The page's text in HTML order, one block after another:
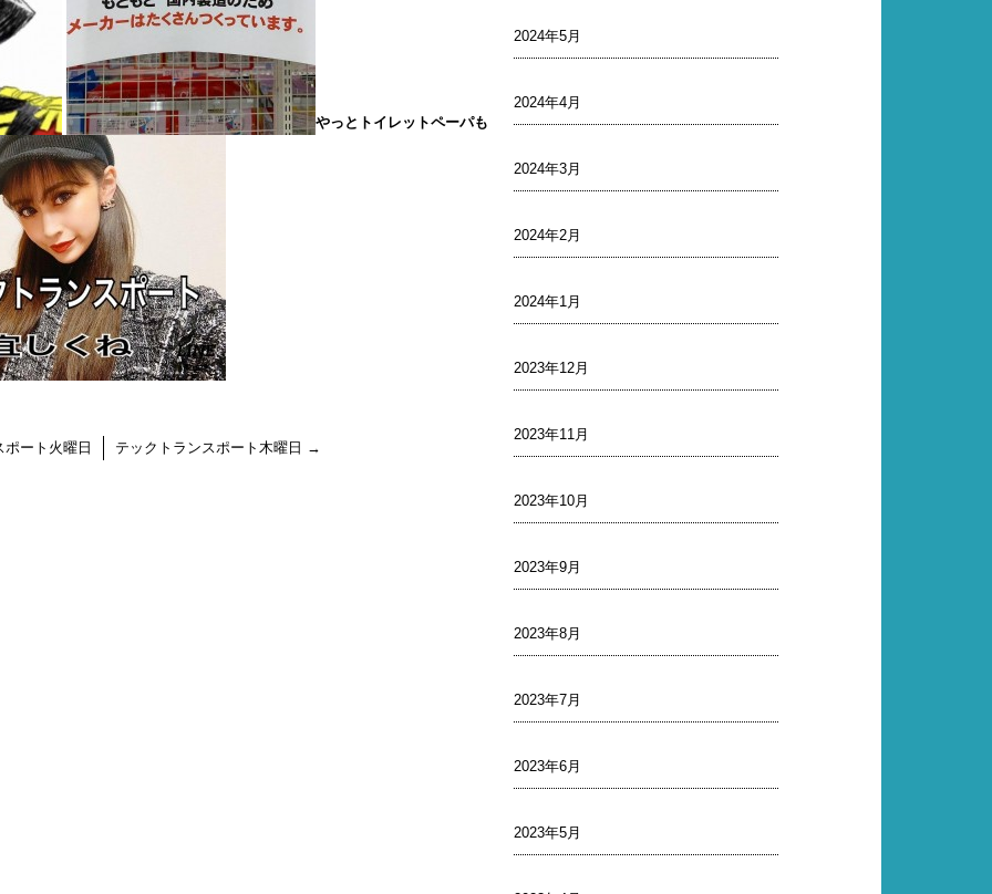
やっとトイレットペーパも
ート火曜日 テックトランスポート木曜日 →
2024年5月
2024年4月
2024年3月
2024年2月
2024年1月
2023年12月
2023年11月
2023年10月
2023年9月
2023年8月
2023年7月
2023年6月
2023年5月